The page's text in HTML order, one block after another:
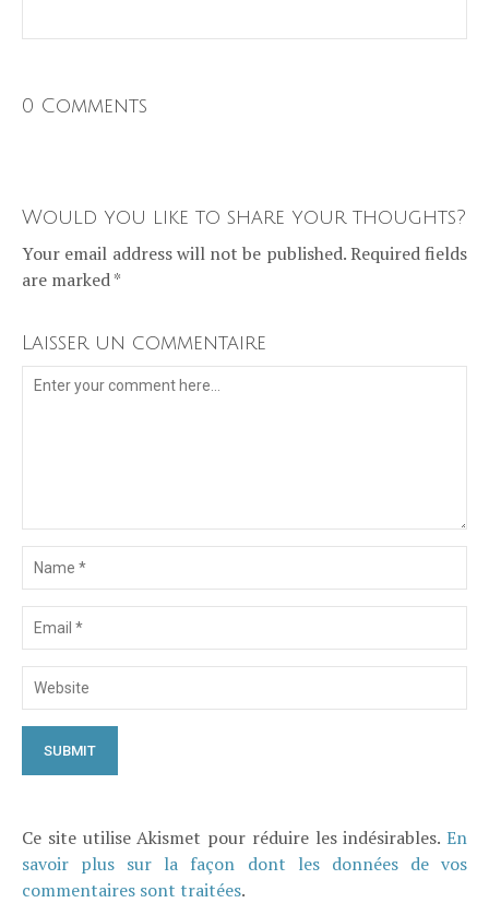
0 Comments
Would you like to share your thoughts?
Your email address will not be published. Required fields
are marked *
Laisser un commentaire
Ce site utilise Akismet pour réduire les indésirables. En
savoir plus sur la façon dont les données de vos
commentaires sont traitées.